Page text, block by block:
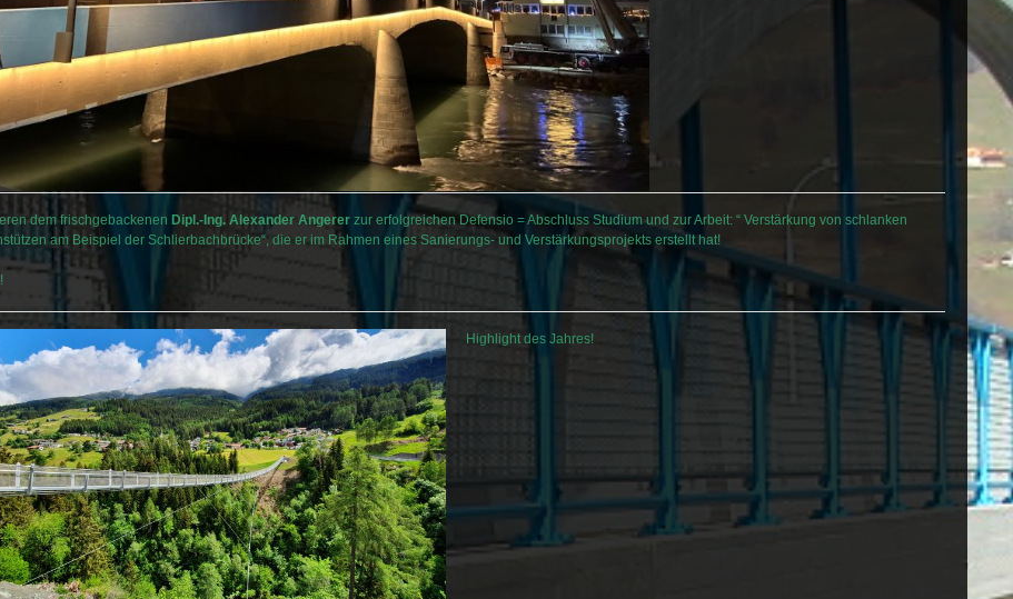
dem frischgebackenen Dipl.-Ing. Alexander Angerer zur erfolgreichen Defensio = Abschluss Studium und zur Arbeit: “ Verstärkung von schlanken
am Beispiel der Schlierbachbrücke“, die er im Rahmen eines Sanierungs- und Verstärkungsprojekts erstellt hat!
Highlight des Jahres!